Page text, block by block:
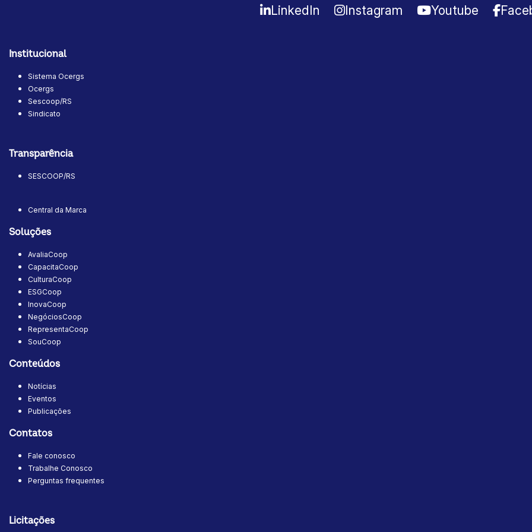
LinkedIn Instagram Youtube
Institucional
Sistema Ocergs
Ocergs
Sescoop/RS
Sindicato
Transparência
SESCOOP/RS
Central da Marca
Soluções
AvaliaCoop
CapacitaCoop
CulturaCoop
ESGCoop
InovaCoop
NegóciosCoop
RepresentaCoop
SouCoop
Conteúdos
Notícias
Eventos
Publicações
Contatos
Fale conosco
Trabalhe Conosco
Perguntas frequentes
Licitações